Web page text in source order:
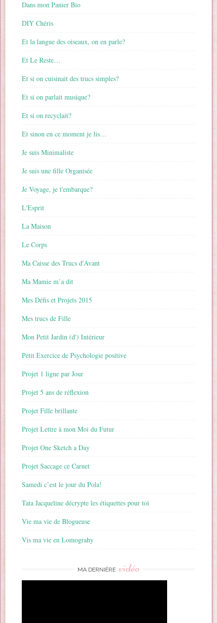
Dans mon Panier Bio
DIY Chéris
Et la langue des oiseaux, on en parle?
Et Le Reste…
Et si on cuisinait des trucs simples?
Et si on parlait musique?
Et si on recyclait?
Et sinon en ce moment je lis…
Je suis Minimaliste
Je suis une fille Organisée
Je Voyage, je t'embarque?
L'Esprit
La Maison
Le Corps
Ma Caisse des Trucs d'Avant
Ma Mamie m’a dit
Mes Défis et Projets 2015
Mes trucs de Fille
Mon Petit Jardin (d') Intérieur
Petit Exercice de Psychologie positive
Projet 1 ligne par Jour
Projet 5 ans de réflexion
Projet Fille brillante
Projet Lettre à mon Moi du Futur
Projet One Sketch a Day
Projet Saccage ce Carnet
Samedi c’est le jour du Pola!
Tata Jacqueline décrypte les étiquettes pour toi
Vie ma vie de Blogueuse
Vis ma vie en Lomograhy
MA DERNIÈRE vidéo